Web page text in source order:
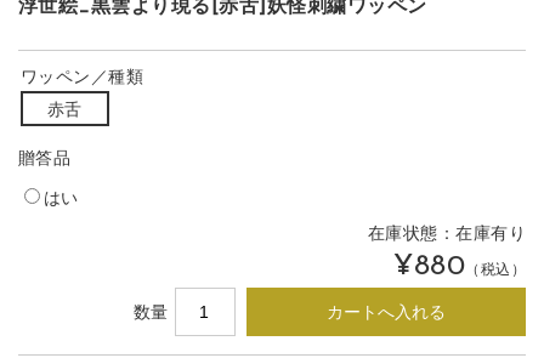
浮世絵_黒雲より現る[赤舌]妖怪刺繍ワッペン
ワッペン／種類
赤舌
贈答品
はい
在庫状態：在庫有り
¥880 （税込）
数量